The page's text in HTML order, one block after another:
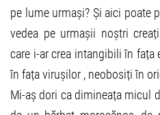
pe lume urmași? Și aici poate
vedea pe urmașii noștri
care i-ar crea intangibili în
în fața virușilor , neobosiți în
Mi-aș dori ca dimineața micul